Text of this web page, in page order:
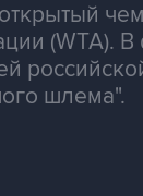
(WTA).
шлема".